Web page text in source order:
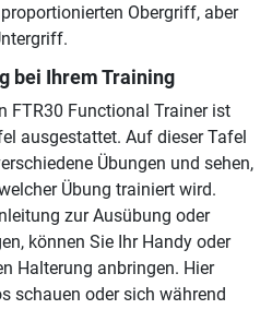
Obergriff, aber
bei Ihrem Training
FTR30 Functional Trainer ist
ausgestattet. Auf dieser Tafel
Übungen und sehen,
Übung trainiert wird.
zur Ausübung oder
können Sie Ihr Handy oder
Halterung anbringen. Hier
schauen oder sich während